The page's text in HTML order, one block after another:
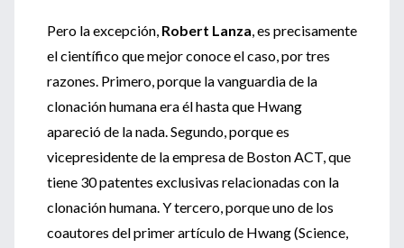
Pero la excepción, Robert Lanza, es precisamente
el científico que mejor conoce el caso, por tres
razones. Primero, porque la vanguardia de la
clonación humana era él hasta que Hwang
apareció de la nada. Segundo, porque es
vicepresidente de la empresa de Boston ACT, que
tiene 30 patentes exclusivas relacionadas con la
clonación humana. Y tercero, porque uno de los
coautores del primer artículo de Hwang (Science,